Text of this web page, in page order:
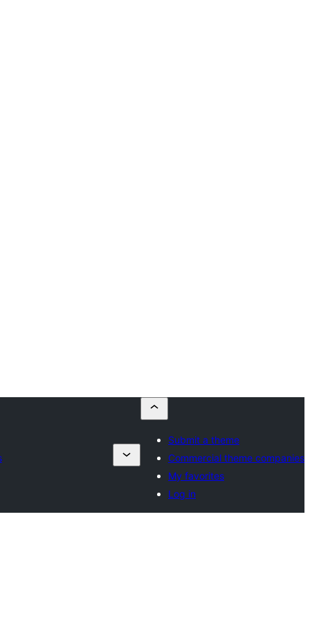
Submit a theme
Commercial theme companies
My favorites
Log in